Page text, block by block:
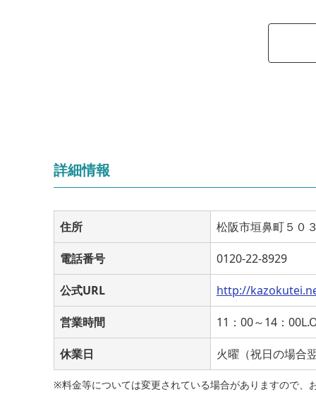
詳細情報
住所 松阪市垣鼻町５０
電話番号 0120-22-8929
公式URL http://
営業時間 11：00～14：
休業日 火曜（祝日の場合
※料金等については変更されている場合がありますので、